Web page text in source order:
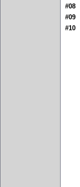
#08
#09
#10